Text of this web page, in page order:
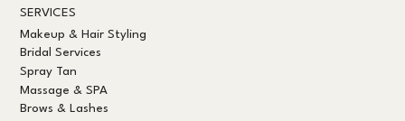
SERVICES
Makeup & Hair Styling
Bridal Services
Spray Tan
Massage & SPA
Brows & Lashes